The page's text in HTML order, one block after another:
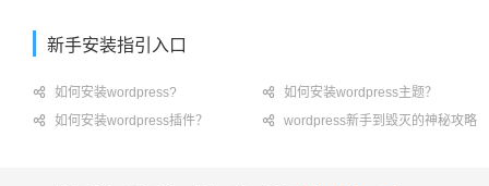
新手安装指引入口
 如何安装wordpress?  如何安装wordpress主题？
 如何安装wordpress插件？  wordpress新手到毁灭的神秘攻略